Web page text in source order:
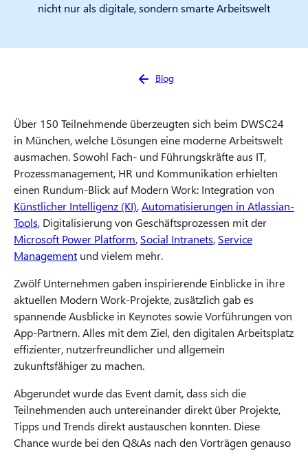
nicht nur als digitale, sondern smarte Arbeitswelt
Sie sind hier:
Blog
Über 150 Teilnehmende überzeugten sich beim DWSC24
in München, welche Lösungen eine moderne Arbeitswelt
ausmachen. Sowohl Fach- und Führungskräfte aus IT,
Prozessmanagement, HR und Kommunikation erhielten
einen Rundum-Blick auf Modern Work: Integration von
Künstlicher Intelligenz (KI),Automatisierungen in Atlassian-
Tools, Digitalisierung von Geschäftsprozessen mit der
Microsoft Power Platform, Social Intranets, Service
Management und vielem mehr.
Zwölf Unternehmen gaben inspirierende Einblicke in ihre
aktuellen Modern Work-Projekte, zusätzlich gab es
spannende Ausblicke in Keynotes sowie Vorführungen von
App-Partnern. Alles mit dem Ziel, den digitalen Arbeitsplatz
effizienter, nutzerfreundlicher und allgemein
zukunftsfähiger zu machen.
Abgerundet wurde das Event damit, dass sich die
Teilnehmenden auch untereinander direkt über Projekte,
Tipps und Trends direkt austauschen konnten. Diese
Chance wurde bei den Q&As nach den Vorträgen genauso